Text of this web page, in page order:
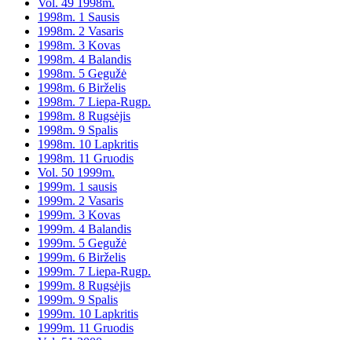
Vol. 49 1998m.
1998m. 1 Sausis
1998m. 2 Vasaris
1998m. 3 Kovas
1998m. 4 Balandis
1998m. 5 Gegužė
1998m. 6 Birželis
1998m. 7 Liepa-Rugp.
1998m. 8 Rugsėjis
1998m. 9 Spalis
1998m. 10 Lapkritis
1998m. 11 Gruodis
Vol. 50 1999m.
1999m. 1 sausis
1999m. 2 Vasaris
1999m. 3 Kovas
1999m. 4 Balandis
1999m. 5 Gegužė
1999m. 6 Birželis
1999m. 7 Liepa-Rugp.
1999m. 8 Rugsėjis
1999m. 9 Spalis
1999m. 10 Lapkritis
1999m. 11 Gruodis